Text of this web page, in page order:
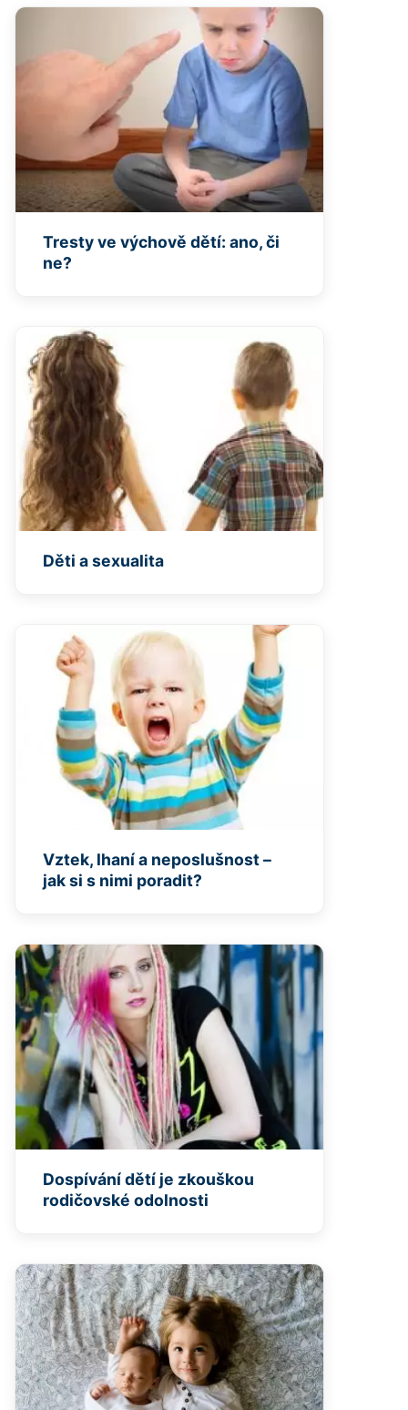
Tresty ve výchově dětí: ano, či
ne?
Děti a sexualita
Vztek, lhaní a neposlušnost –
jak si s nimi poradit?
Dospívání dětí je zkouškou
rodičovské odolnosti